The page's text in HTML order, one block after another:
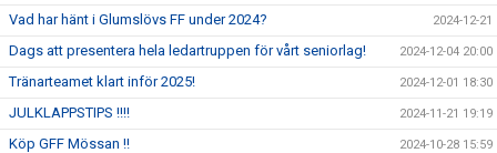
Vad har hänt i Glumslövs FF under 2024? 2024-12-21
Dags att presentera hela ledartruppen för vårt seniorlag! 2024-12-04 20:00
Tränarteamet klart inför 2025! 2024-12-01 18:30
JULKLAPPSTIPS !!!! 2024-11-21 19:19
Köp GFF Mössan !! 2024-10-28 15:59